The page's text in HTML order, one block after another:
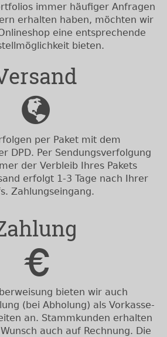
immer häufiger Anfragen
erhalten haben, möchten wir
eine entsprechende
bieten.
per Paket mit dem
DPD. Per Sendungsverfolgung
der Verbleib Ihres Pakets
erfolgt 1-3 Tage nach Ihrer
Zahlungseingang.
bieten wir auch
(bei Abholung) als Vorkasse-
an. Stammkunden erhalten
auch auf Rechnung. Die